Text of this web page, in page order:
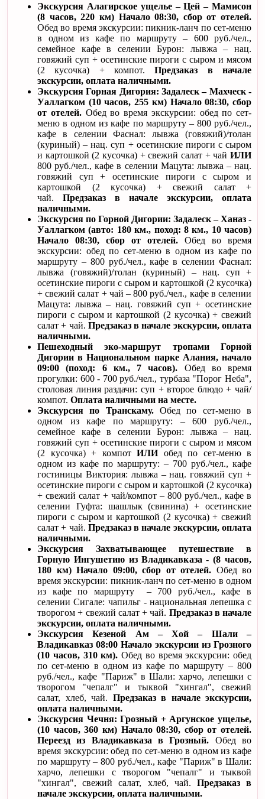
Экскурсия Алагирское ущелье – Цей – Мамисон
(8 часов, 220 км) Начало 08:30, сбор от отелей.
Обед во время экскурсии: пикник-ланч по сет-меню
в одном из кафе по маршруту – 600 руб./чел.,
семейное кафе в селении Бурон: лывжа – нац.
говяжий суп + осетинские пироги с сыром и мясом
(2 кусочка) + компот.Предзаказ в начале
экскурсии, оплата наличными.
Экскурсия Горная Дигория: Задалеск – Махческ -
Уаллагком (10 часов, 255 км) Начало 08:30, сбор
от отелей. Обед во время экскурсии: обед по сет-
меню в одном из кафе по маршруту – 800 руб./чел.,
кафе в селении Фаснал: лывжа (говяжий)/толан
(куриный) – нац. суп + осетинские пироги с сыром
и картошкой (2 кусочка) + свежий салат + чай ИЛИ
800 руб./чел., кафе в селении Мацута: лывжа – нац.
говяжий суп + осетинские пироги с сыром и
картошкой (2 кусочка) + свежий салат +
чай. Предзаказ в начале экскурсии, оплата
наличными.
Экскурсия по Горной Дигории: Задалеск – Ханаз -
Уаллагком (авто: 180 км., поход: 8 км., 10 часов)
Начало 08:30, сбор от отелей. Обед во время
экскурсии: обед по сет-меню в одном из кафе по
маршруту – 800 руб./чел., кафе в селении Фаснал:
лывжа (говяжий)/толан (куриный) – нац. суп +
осетинские пироги с сыром и картошкой (2 кусочка)
+ свежий салат + чай – 800 руб./чел., кафе в селении
Мацута: лывжа – нац. говяжий суп + осетинские
пироги с сыром и картошкой (2 кусочка) + свежий
салат + чай. Предзаказ в начале экскурсии, оплата
наличными.
Пешеходный эко-маршрут тропами Горной
Дигории в Национальном парке Алания, начало
09:00 (поход: 6 км., 7 часов). Обед во время
прогулки: 600 - 700 руб./чел., турбаза "Порог Неба",
столовая линия раздачи: суп + второе блюдо + чай/
компот. Оплата наличными на месте.
Экскурсия по Транскаму. Обед по сет-меню в
одном из кафе по маршруту: – 600 руб./чел.,
семейное кафе в селении Бурон: лывжа – нац.
говяжий суп + осетинские пироги с сыром и мясом
(2 кусочка) + компот ИЛИобед по сет-меню в
одном из кафе по маршруту: – 700 руб./чел., кафе
гостиницы Виктория: лывжа – нац. говяжий суп +
осетинские пироги с сыром и картошкой (2 кусочка)
+ свежий салат + чай/компот – 800 руб./чел., кафе в
селении Гуфта: шашлык (свинина) + осетинские
пироги с сыром и картошкой (2 кусочка) + свежий
салат + чай. Предзаказ в начале экскурсии, оплата
наличными.
Экскурсия Захватывающее путешествие в
Горную Ингушетию из Владикавказа -(8 часов,
180 км) Начало 09:00, сбор от отелей. Обед во
время экскурсии: пикник-ланч по сет-меню в одном
из кафе по маршруту – 700 руб./чел., кафе в
селении Сигале: чапильг - национальная лепешка с
творогом + свежий салат + чай. Предзаказ в начале
экскурсии, оплата наличными.
Экскурсия Кезеной Ам – Хой – Шали –
Владикавказ 08:00 Начало экскурсии из Грозного
(10 часов, 310 км). Обед во время экскурсии: обед
по сет-меню в одном из кафе по маршруту – 800
руб./чел., кафе "Париж" в Шали: харчо, лепешки с
творогом "чепалг" и тыквой "хингал", свежий
салат, хлеб, чай. Предзаказ в начале экскурсии,
оплата наличными.
Экскурсия Чечня: Грозный + Аргунское ущелье,
(10 часов, 360 км) Начало 08:30, сбор от отелей.
Переезд из Владикавказа в Грозный. Обед во
время экскурсии: обед по сет-меню в одном из кафе
по маршруту – 800 руб./чел., кафе "Париж" в Шали:
харчо, лепешки с творогом "чепалг" и тыквой
"хингал", свежий салат, хлеб, чай. Предзаказ в
начале экскурсии, оплата наличными.